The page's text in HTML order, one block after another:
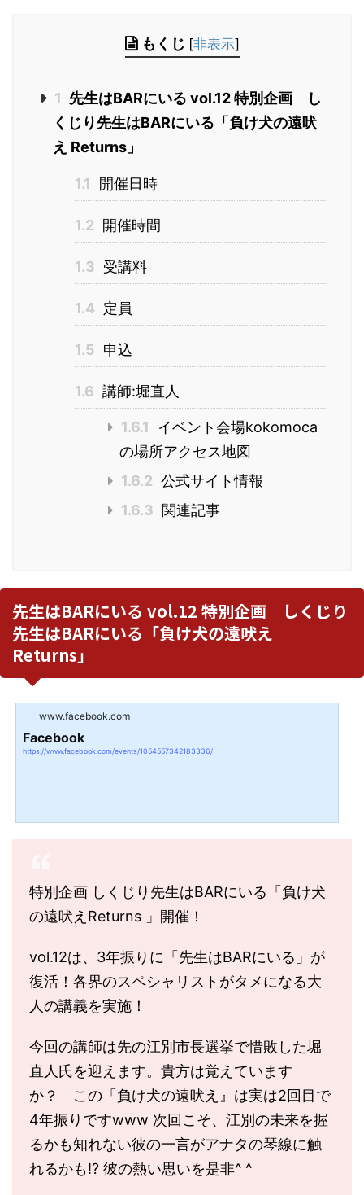
もくじ [非表示]
1 先生はBARにいる vol.12 特別企画 し
くじり先生はBARにいる「負け犬の遠吠
え Returns」
1.1 開催日時
1.2 開催時間
1.3 受講料
1.4 定員
1.5 申込
1.6 講師:堀直人
1.6.1
イベント会場kokomoca
の場所アクセス地図
1.6.2 公式サイト情報
1.6.3
関連記事
先生はBARにいる vol.12 特別企画 しくじり
先生はBARにいる「負け犬の遠吠え
Returns」
www.facebook.com
Facebook
https://www.facebook.com/events/1054557342183336/
特別企画 しくじり先生はBARにいる「負け犬
の遠吠えReturns 」開催！
vol.12は、3年振りに「先生はBARにいる」が
復活！各界のスペシャリストがタメになる大
人の講義を実施！
今回の講師は先の江別市長選挙で惜敗した堀
直人氏を迎えます。貴方は覚えています
か？ この「負け犬の遠吠え』は実は2回目で
4年振りですwww 次回こそ、江別の未来を握
るかも知れない彼の一言がアナタの琴線に触
れるかも⁉︎‬ 彼の熱い思いを是非^ ^